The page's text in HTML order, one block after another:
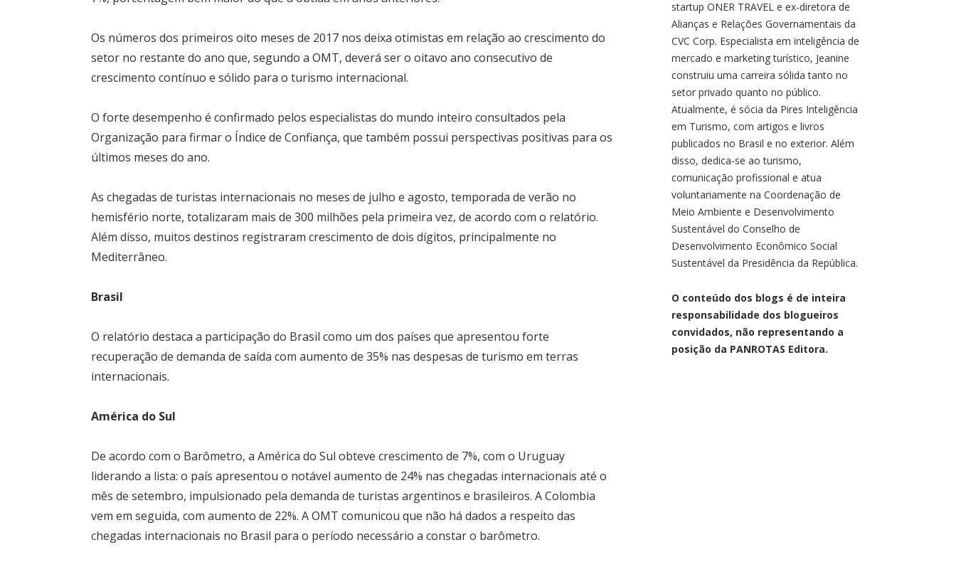
Os números dos primeiros oito meses de 2017 nos deixa otimistas em relação ao crescimento do
setor no restante do ano que, segundo a OMT, deverá ser o oitavo ano consecutivo de
crescimento contínuo e sólido para o turismo internacional.
O forte desempenho é confirmado pelos especialistas do mundo inteiro consultados pela
Organização para firmar o Índice de Confiança, que também possui perspectivas positivas para os
últimos meses do ano.
As chegadas de turistas internacionais no meses de julho e agosto, temporada de verão no
hemisfério norte, totalizaram mais de 300 milhões pela primeira vez, de acordo com o relatório.
Além disso, muitos destinos registraram crescimento de dois dígitos, principalmente no
Mediterrâneo.
Brasil
O relatório destaca a participação do Brasil como um dos países que apresentou forte
recuperação de demanda de saída com aumento de 35% nas despesas de turismo em terras
internacionais.
América do Sul
De acordo com o Barômetro, a América do Sul obteve crescimento de 7%, com o Uruguay
liderando a lista: o país apresentou o notável aumento de 24% nas chegadas internacionais até o
mês de setembro, impulsionado pela demanda de turistas argentinos e brasileiros. A Colombia
vem em seguida, com aumento de 22%. A OMT comunicou que não há dados a respeito das
chegadas internacionais no Brasil para o período necessário a constar o barômetro.
startup ONER TRAVEL e ex-diretora de
Alianças e Relações Governamentais da
CVC Corp. Especialista em inteligência de
mercado e marketing turístico, Jeanine
construiu uma carreira sólida tanto no
setor privado quanto no público.
Atualmente, é sócia da Pires Inteligência
em Turismo, com artigos e livros
publicados no Brasil e no exterior. Além
disso, dedica-se ao turismo,
comunicação profissional e atua
voluntariamente na Coordenação de
Meio Ambiente e Desenvolvimento
Sustentável do Conselho de
Desenvolvimento Econômico Social
Sustentável da Presidência da República.
O conteúdo dos blogs é de inteira
responsabilidade dos blogueiros
convidados, não representando a
posição da PANROTAS Editora.